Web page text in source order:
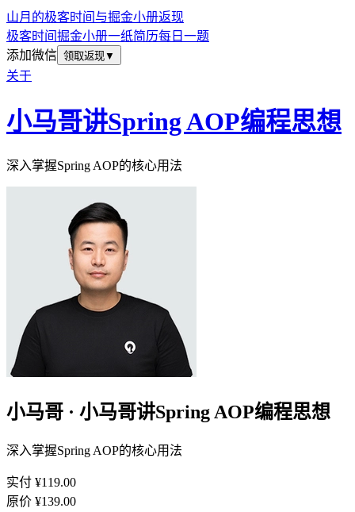
山月的极客时间与掘金小册返现
极客时间掘金小册一纸简历每日一题
添加微信 领取返现▼
关于
小马哥讲Spring AOP编程思想
深入掌握Spring AOP的核心用法
小马哥 · 小马哥讲Spring AOP编程思想
深入掌握Spring AOP的核心用法
实付 ¥119.00
原价 ¥139.00